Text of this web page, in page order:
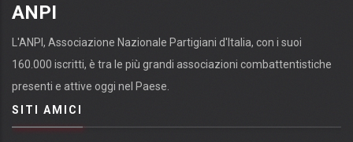
ANPI
L'ANPI, Associazione Nazionale Partigiani d'Italia, con i suoi
160.000 iscritti, è tra le più grandi associazioni combattentistiche
presenti e attive oggi nel Paese.
SITI AMICI